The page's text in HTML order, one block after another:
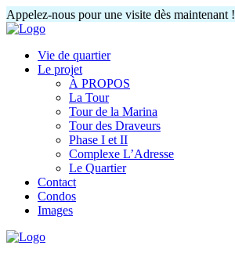
Appelez-nous pour une visite dès maintenant !
Vie de quartier
Le projet
À PROPOS
La Tour
Tour de la Marina
Tour des Draveurs
Phase I et II
Complexe L’Adresse
Le Quartier
Contact
Condos
Images